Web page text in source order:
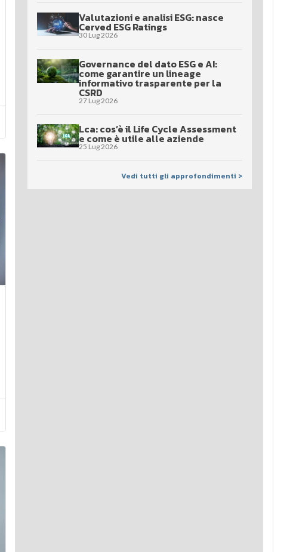
Valutazioni e analisi ESG: nasce
Cerved ESG Ratings
30 Lug 2026
Governance del dato ESG e AI:
come garantire un lineage
informativo trasparente per la
CSRD
27 Lug 2026
Lca: cos’è il Life Cycle Assessment
e come è utile alle aziende
25 Lug 2026
Vedi tutti gli approfondimenti >